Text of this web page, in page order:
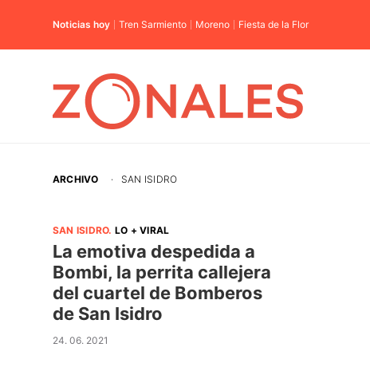
Noticias hoy Tren Sarmiento Moreno Fiesta de la Flor
ARCHIVO · SAN ISIDRO
SAN ISIDRO. LO + VIRAL
La emotiva despedida a
Bombi, la perrita callejera
del cuartel de Bomberos
de San Isidro
24. 06. 2021